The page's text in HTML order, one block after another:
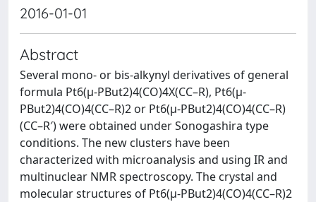
2016-01-01
Abstract
Several mono- or bis-alkynyl derivatives of general
formula Pt6(μ-PBut2)4(CO)4X(CC–R), Pt6(μ-
PBut2)4(CO)4(CC–R)2 or Pt6(μ-PBut2)4(CO)4(CC–R)
(CC–R′) were obtained under Sonogashira type
conditions. The new clusters have been
characterized with microanalysis and using IR and
multinuclear NMR spectroscopy. The crystal and
molecular structures of Pt6(μ-PBut2)4(CO)4(CC–R)2